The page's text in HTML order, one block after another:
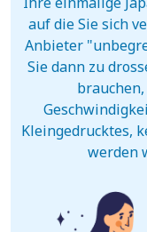
auf die Sie sich
Anbieter
Sie dann zu
Kleingedrucktes,
werden